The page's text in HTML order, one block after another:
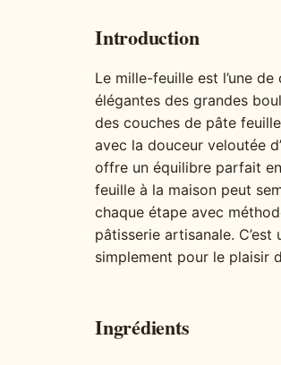
Introduction
Le mille-feuille est l’une
élégantes des grandes
des couches de pâte
avec la douceur veloutée
offre un équilibre parfait
feuille à la maison peut
chaque étape avec
pâtisserie artisanale.
simplement pour le plaisir
Ingrédients